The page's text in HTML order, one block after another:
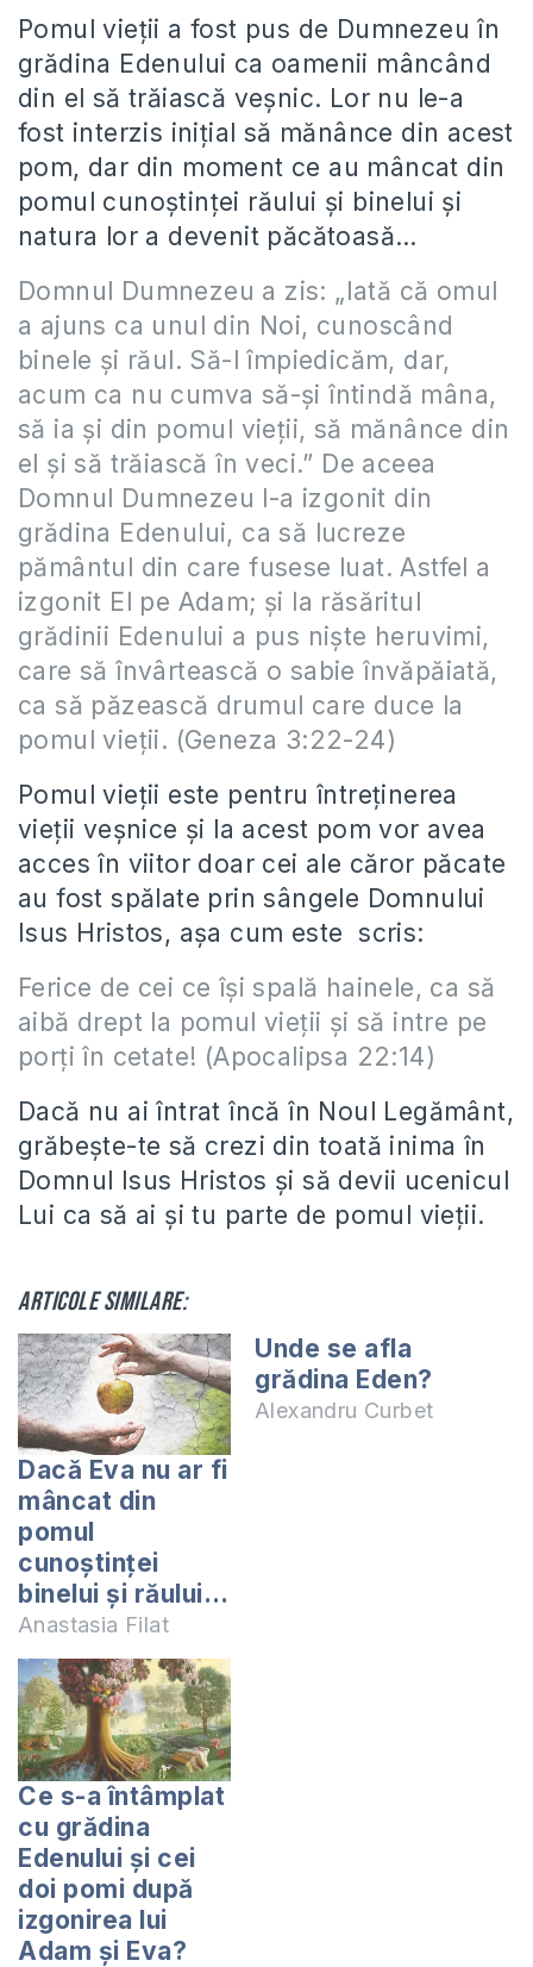
Pomul vieţii a fost pus de Dumnezeu în
grădina Edenului ca oamenii mâncând
din el să trăiască veşnic. Lor nu le-a
fost interzis iniţial să mănânce din acest
pom, dar din moment ce au mâncat din
pomul cunoştinţei răului şi binelui şi
natura lor a devenit păcătoasă…
Domnul Dumnezeu a zis: „Iată că omul
a ajuns ca unul din Noi, cunoscând
binele şi răul. Să-l împiedicăm, dar,
acum ca nu cumva să-şi întindă mâna,
să ia şi din pomul vieţii, să mănânce din
el şi să trăiască în veci.” De aceea
Domnul Dumnezeu l-a izgonit din
grădina Edenului, ca să lucreze
pământul din care fusese luat. Astfel a
izgonit El pe Adam; şi la răsăritul
grădinii Edenului a pus nişte heruvimi,
care să învârtească o sabie învăpăiată,
ca să păzească drumul care duce la
pomul vieţii. (Geneza 3:22-24)
Pomul vieţii este pentru întreţinerea
vieţii veşnice şi la acest pom vor avea
acces în viitor doar cei ale căror păcate
au fost spălate prin sângele Domnului
Isus Hristos, aşa cum este scris:
Ferice de cei ce îşi spală hainele, ca să
aibă drept la pomul vieţii şi să intre pe
porţi în cetate! (Apocalipsa 22:14)
Dacă nu ai întrat încă în Noul Legământ,
grăbeşte-te să crezi din toată inima în
Domnul Isus Hristos şi să devii ucenicul
Lui ca să ai şi tu parte de pomul vieţii.
Articole similare:
Dacă Eva nu ar fi
mâncat din
pomul
cunoștinței
binelui și răului…
Anastasia Filat
Unde se afla
grădina Eden?
Alexandru Curbet
Ce s-a întâmplat
cu grădina
Edenului și cei
doi pomi după
izgonirea lui
Adam și Eva?